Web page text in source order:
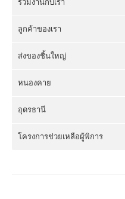
ร่วมงานกับเรา
ลูกค้าของเรา
ส่งของชิ้นใหญ่
หนองคาย
อุดรธานี
โครงการช่วยเหลือผู้พิการ